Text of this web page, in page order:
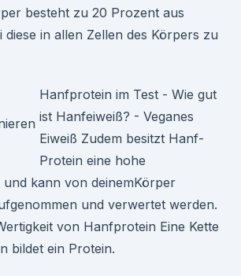
besteht zu 20 Prozent aus
diese in allen Zellen des Körpers zu
Hanfprotein im Test - Wie gut
ist Hanfeiweiß? - Veganes
Eiweiß Zudem besitzt Hanf-
Protein eine hohe
kann von deinemKörper
und verwertet werden.
von Hanfprotein Eine Kette
bildet ein Protein.